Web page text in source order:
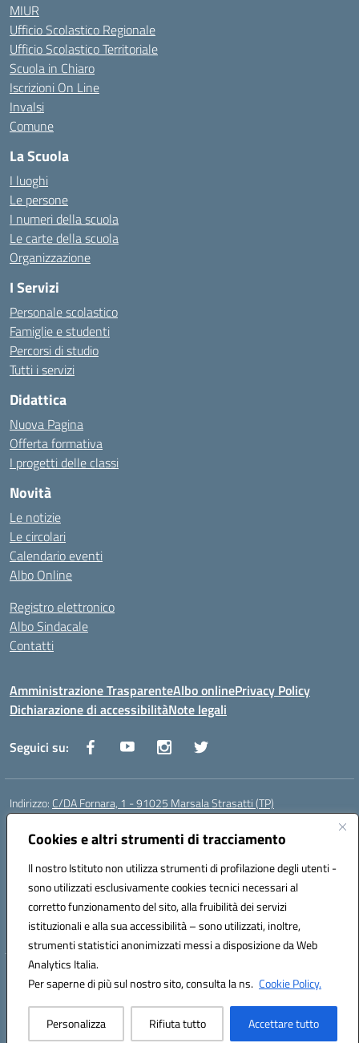
Cookies e altri strumenti di tracciamento
Il nostro Istituto non utilizza strumenti di profilazione degli utenti -
sono utilizzati esclusivamente cookies tecnici necessari al
corretto funzionamento del sito, alla fruibilità dei servizi
istituzionali e alla sua accessibilità – sono utilizzati, inoltre,
strumenti statistici anonimizzati messi a disposizione da Web
Analytics Italia.
Per saperne di più sul nostro sito, consulta la ns. Cookie Policy.
Personalizza Rifiuta tutto Accettare tutto
MIUR
Ufficio Scolastico Regionale
Ufficio Scolastico Territoriale
Scuola in Chiaro
Iscrizioni On Line
Invalsi
Comune
La Scuola
I luoghi
Le persone
I numeri della scuola
Le carte della scuola
Organizzazione
I Servizi
Personale scolastico
Famiglie e studenti
Percorsi di studio
Tutti i servizi
Didattica
Nuova Pagina
Offerta formativa
I progetti delle classi
Novità
Le notizie
Le circolari
Calendario eventi
Albo Online
Registro elettronico
Albo Sindacale
Contatti
Amministrazione TrasparenteAlbo onlinePrivacy Policy
Dichiarazione di accessibilitàNote legali
Seguici su:
Indirizzo: C/DA Fornara, 1 - 91025 Marsala Strasatti (TP)
Centralino:
Posta elettronica certificata (PEC):tpic81600v@pec.istruzione.it
Codice fiscale: 82006360810
Codice meccanografico:TPIC81600V
Codice Indice delle Pubbliche Amministrazioni (IPA): istsc_tpic81600v
Codice unico di fatturazione (CUF): UFODYY
Hosting & Powered by 3D Solution S.r.l.
Concept & Design by Designers Italia